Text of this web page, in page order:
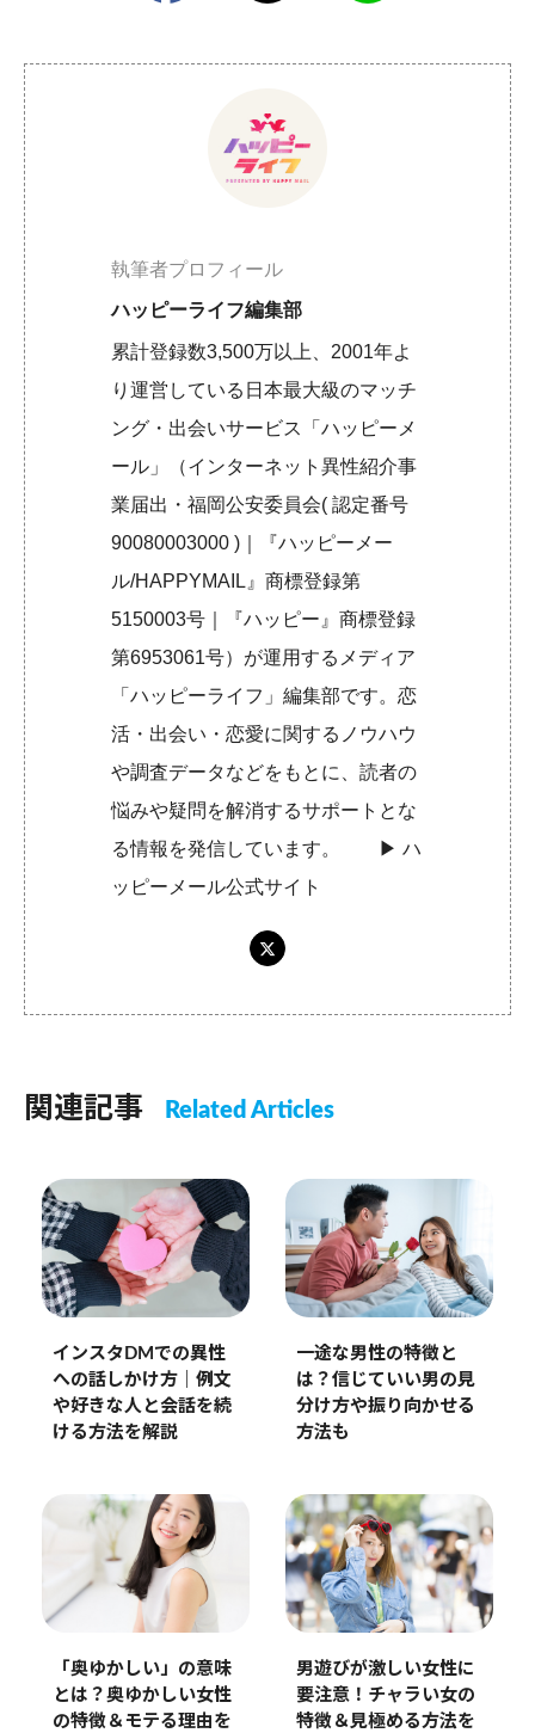
執筆者プロフィール
ハッピーライフ編集部
累計登録数3,500万以上、2001年よ
り運営している日本最大級のマッチ
ング・出会いサービス「ハッピーメ
ール」（インターネット異性紹介事
業届出・福岡公安委員会( 認定番号
90080003000 )｜『ハッピーメー
ル/HAPPYMAIL』商標登録第
5150003号｜『ハッピー』商標登録
第6953061号）が運用するメディア
「ハッピーライフ」編集部です。恋
活・出会い・恋愛に関するノウハウ
や調査データなどをもとに、読者の
悩みや疑問を解消するサポートとな
る情報を発信しています。 ▶︎ハ
ッピーメール公式サイト
関連記事 Related Articles
インスタDMでの異性
への話しかけ方｜例文
や好きな人と会話を続
ける方法を解説
一途な男性の特徴と
は？信じていい男の見
分け方や振り向かせる
方法も
「奥ゆかしい」の意味
とは？奥ゆかしい女性
の特徴＆モテる理由を
男遊びが激しい女性に
要注意！チャラい女の
特徴＆見極める方法を